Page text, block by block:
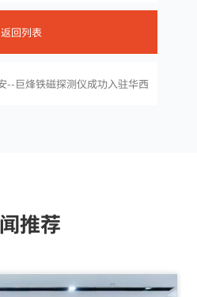
标杆
返回列表
--巨烽铁磁探测仪成功入驻华西
推荐